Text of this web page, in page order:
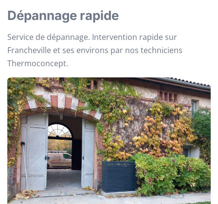
Dépannage rapide
Service de dépannage. Intervention rapide sur
Francheville et ses environs par nos techniciens
Thermoconcept.